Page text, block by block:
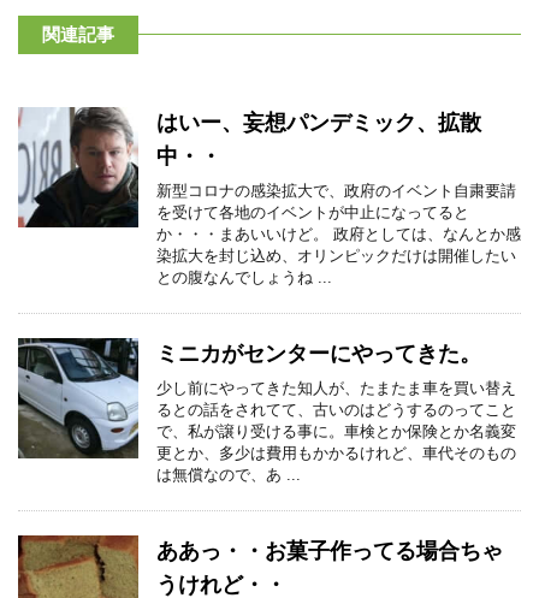
関連記事
はいー、妄想パンデミック、拡散
中・・
新型コロナの感染拡大で、政府のイベント自粛要請
を受けて各地のイベントが中止になってると
か・・・まあいいけど。 政府としては、なんとか感
染拡大を封じ込め、オリンピックだけは開催したい
との腹なんでしょうね ...
ミニカがセンターにやってきた。
少し前にやってきた知人が、たまたま車を買い替え
るとの話をされてて、古いのはどうするのってこと
で、私が譲り受ける事に。車検とか保険とか名義変
更とか、多少は費用もかかるけれど、車代そのもの
は無償なので、あ ...
ああっ・・お菓子作ってる場合ちゃ
うけれど・・